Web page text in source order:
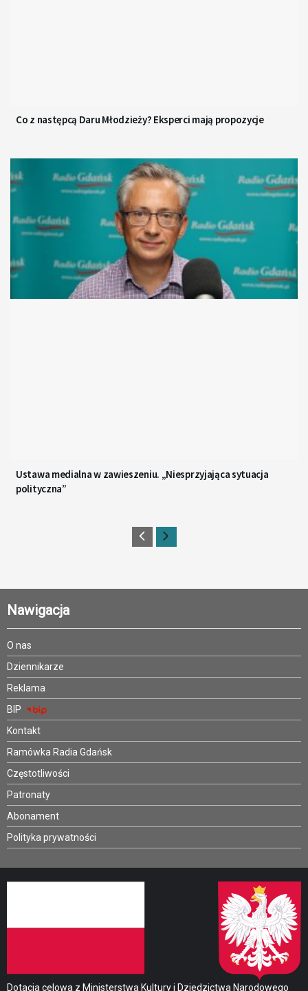
Co z następcą Daru Młodzieży? Eksperci mają propozycje
Ustawa medialna w zawieszeniu. „Niesprzyjająca sytuacja
polityczna”
Nawigacja
O nas
Dziennikarze
Reklama
BIP
Kontakt
Ramówka Radia Gdańsk
Częstotliwości
Patronaty
Abonament
Polityka prywatności
Dotacja celowa z Ministerstwa Kultury i Dziedzictwa Narodowego